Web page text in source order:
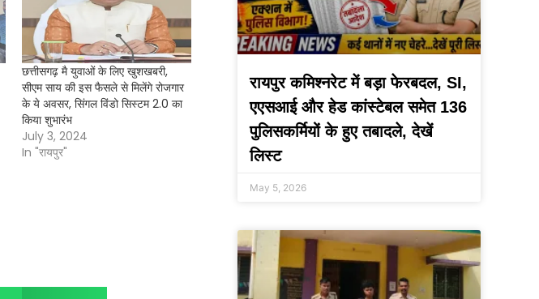
छत्तीसगढ़ मै युवाओं के लिए खुशखबरी,
सीएम साय की इस फैसले से मिलेंगे रोजगार
के ये अवसर, सिंगल विंडो सिस्टम 2.0 का
किया शुभारंभ
July 3, 2024
In "रायपुर"
रायपुर कमिश्नरेट में बड़ा फेरबदल, SI,
एएसआई और हेड कांस्टेबल समेत 136
पुलिसकर्मियों के हुए तबादले, देखें
लिस्ट
May 5, 2026